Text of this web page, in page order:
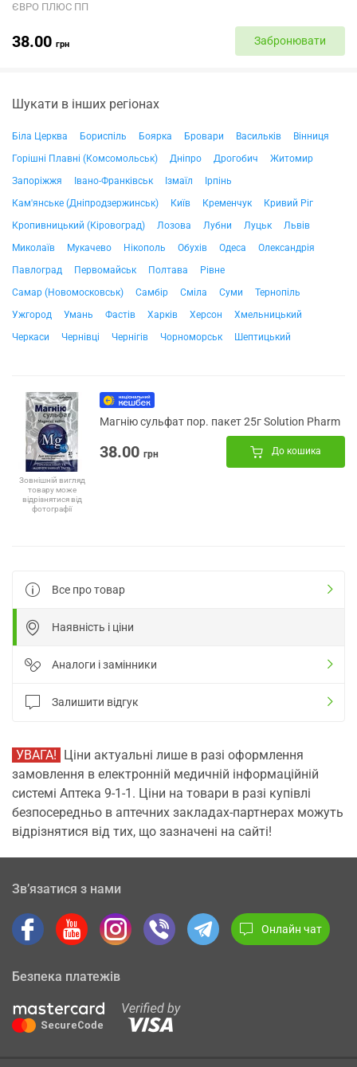
ЄВРО ПЛЮС ПП
38.00 грн Забронювати
Шукати в інших регіонах
Біла Церква Бориспіль Боярка Бровари Васильків
Вінниця
Горішні Плавні (Комсомольськ)
Дніпро Дрогобич
Житомир
Запоріжжя
Івано-Франківськ Ізмаїл
Ірпінь
Кам'янське (Дніпродзержинськ)
Київ Кременчук
Кривий Ріг
Кропивницький (Кіровоград)
Лозова Лубни Луцьк
Львів
Миколаїв
Мукачево Нікополь Обухів Одеса
Олександрія
Павлоград
Первомайськ Полтава
Рівне
Самар (Новомосковськ)
Самбір Сміла Суми
Тернопіль
Ужгород
Умань Фастів Харків Херсон
Хмельницький
Черкаси
Чернівці Чернігів Чорноморськ Шептицький
Зовнішній вигляд
товару може
відрізнятися від
фотографії
Магнію сульфат пор. пакет 25г Solution Pharm
38.00 грн До кошика
Все про товар
Наявність і ціни
Аналоги і замінники
Залишити відгук
УВАГА! Ціни актуальні лише в разі оформлення
замовлення в електронній медичній інформаційній
системі Аптека 9-1-1. Ціни на товари в разі купівлі
безпосередньо в аптечних закладах-партнерах можуть
відрізнятися від тих, що зазначені на сайті!
Зв’язатися з нами
Онлайн чат
Безпека платежів